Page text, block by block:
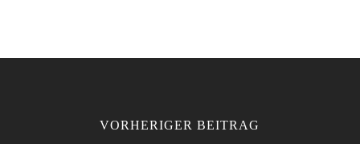
VORHERIGER BEITRAG